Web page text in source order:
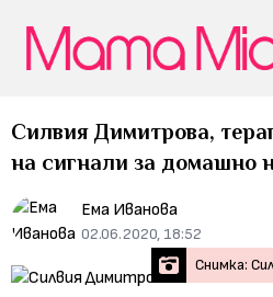
Силвия Димитрова,
на сигнали за домашно
Ема Иванова
02.06.2020, 18:52
Снимка: